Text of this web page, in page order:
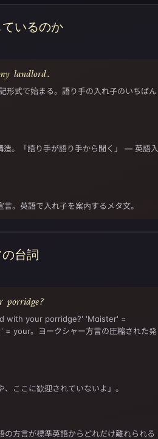
いるのか
landlord.
式で始まる。語り手の入れ子のいちばん
造。「語り手が語り手から聞く」 — 英語入
。英語で入れ子を案内するメタ文。
台詞
porridge?
with your porridge?' 'Maister' =
your。ヨークシャー方言の圧縮された発
ここに歓迎されていないよ」。
方言が標準英語からどれだけ離れられる